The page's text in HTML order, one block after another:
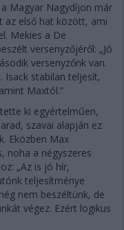
Magyar Nagydíjon már
az első hat között, ami
Mekies a De
versenyzőjéről: „Jó
versenyzőnk van.
Isack stabilan teljesít,
Maxtól.”
ki egyértelműen,
szavai alapján ez
Eközben Max
noha a négyszeres
„Az is jó hír,
teljesítménye
nem beszéltünk, de
végez. Ezért logikus